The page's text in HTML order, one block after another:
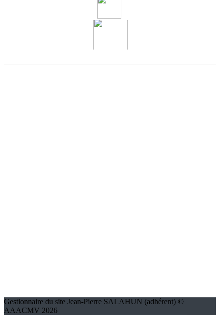
Gestionnaire du site Jean-Pierre SALAHUN (adhérent) ©
AAACMV 2026